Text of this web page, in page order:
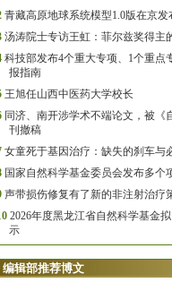
青藏高原地球系统模型1.0版在京发
汤涛院士专访王虹：菲尔兹奖得主
科技部发布4个重大专项、1个重点
报指南
王旭任山西中医药大学校长
同济、南开涉学术不端论文，被《
刊撤稿
女童死于基因治疗：缺失的刹车与
国家自然科学基金委员会发布多个
声带损伤修复有了新的非注射治疗
2026年度黑龙江省自然科学基金
示
编辑部推荐博文